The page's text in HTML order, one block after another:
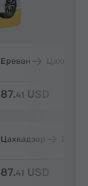
Ереван
87.41 USD
Цахкадзор
87.41 USD